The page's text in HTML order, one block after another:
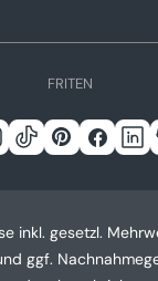
S
r
e
EN
IT
FR
TickPinterest
inkl. gesetzl.
ggf.